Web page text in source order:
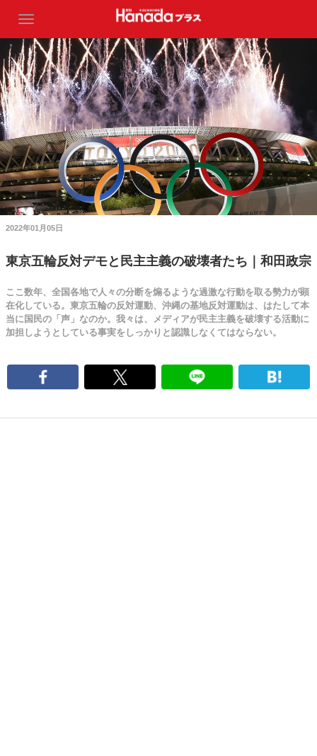
2022年01月05日
東京五輪反対デモと民主主義の破壊者たち｜和田政宗
ここ数年、全国各地で人々の分断を煽るような過激な行動を取る勢力が顕
在化している。東京五輪の反対運動、沖縄の基地反対運動は、はたして本
当に国民の「声」なのか。我々は、メディアが民主主義を破壊する活動に
加担しようとしている事実をしっかりと認識しなくてはならない。